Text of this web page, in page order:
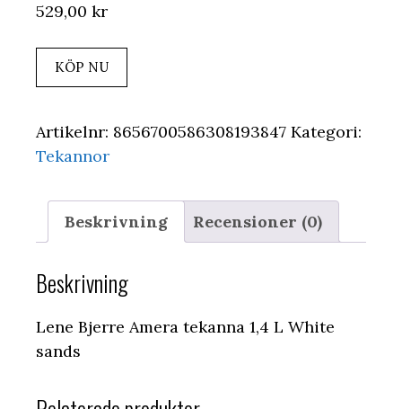
529,00 kr
KÖP NU
Artikelnr: 8656700586308193847 Kategori:
Tekannor
Beskrivning Recensioner (0)
Beskrivning
Lene Bjerre Amera tekanna 1,4 L White
sands